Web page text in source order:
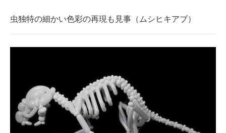
虫独特の細かい色彩の再現も見事（ムシヒキアブ）